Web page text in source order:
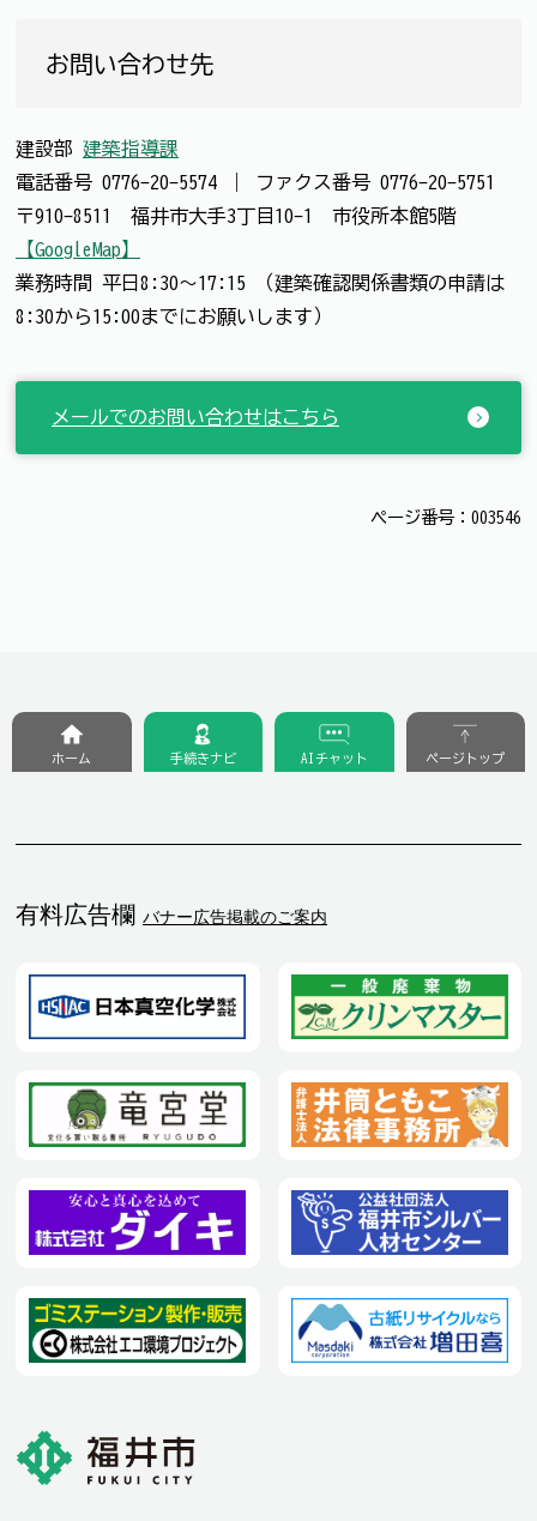
お問い合わせ先
建設部 建築指導課
電話番号 0776-20-5574 ファクス番号 0776-20-5751
〒910-8511 福井市大手3丁目10-1 市役所本館5階
【GoogleMap】
業務時間 平日8:30～17:15 （建築確認関係書類の申請は
8:30から15:00までにお願いします）
メールでのお問い合わせはこちら
ページ番号：003546
有料広告欄 バナー広告掲載のご案内
ホーム 手続きナビ AIチャット ページトップ